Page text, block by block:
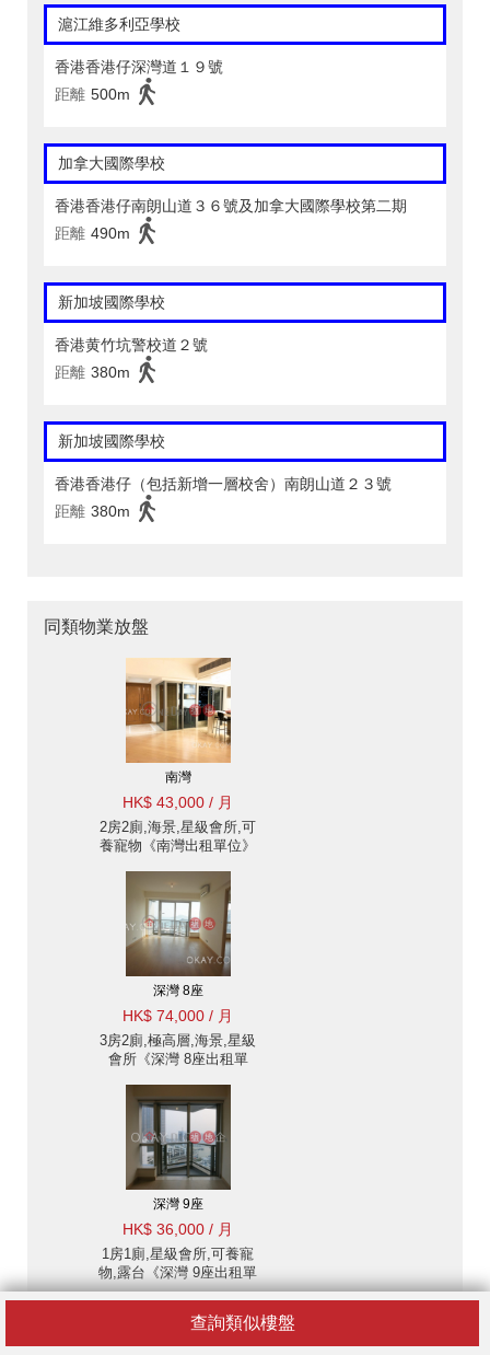
查詢類似樓盤
滬江維多利亞學校
香港香港仔深灣道１９號
距離 500m
加拿大國際學校
香港香港仔南朗山道３６號及加拿大國際學校第二期
距離 490m
新加坡國際學校
香港黄竹坑警校道２號
距離 380m
新加坡國際學校
香港香港仔（包括新增一層校舍）南朗山道２３號
距離 380m
同類物業放盤
南灣
HK$ 43,000 / 月
2房2廁,海景,星級會所,可
養寵物《南灣出租單位》
深灣 8座
HK$ 74,000 / 月
3房2廁,極高層,海景,星級
會所《深灣 8座出租單
深灣 9座
HK$ 36,000 / 月
1房1廁,星級會所,可養寵
物,露台《深灣 9座出租單
位》